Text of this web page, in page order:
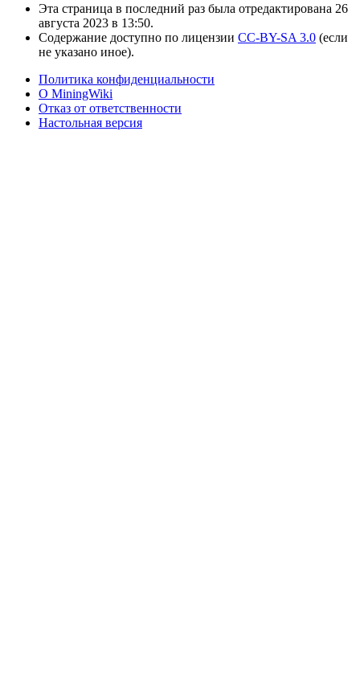
Эта страница в последний раз была отредактирована 26
августа 2023 в 13:50.
Содержание доступно по лицензии CC-BY-SA 3.0 (если
не указано иное).
Политика конфиденциальности
О MiningWiki
Отказ от ответственности
Настольная версия